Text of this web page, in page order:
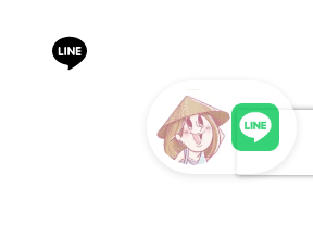
約・相談できます
要・友だち追加無料。記事を読ん
お店もこのまま予約できます。